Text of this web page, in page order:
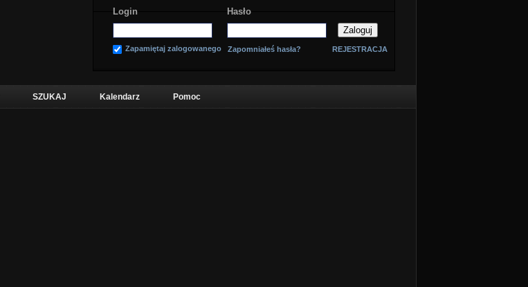
Login Hasło
Zapamiętaj zalogowanego Zapomniałeś hasła? REJESTRACJA
SZUKAJ Kalendarz Pomoc